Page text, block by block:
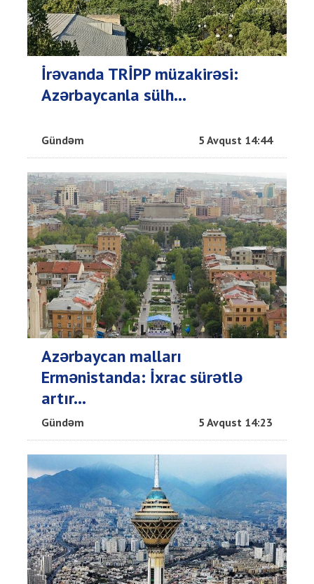
İrəvanda TRİPP müzakirəsi:
Azərbaycanla sülh...
Gündəm 5 Avqust 14:44
Azərbaycan malları
Ermənistanda: İxrac sürətlə
artır...
Gündəm 5 Avqust 14:23